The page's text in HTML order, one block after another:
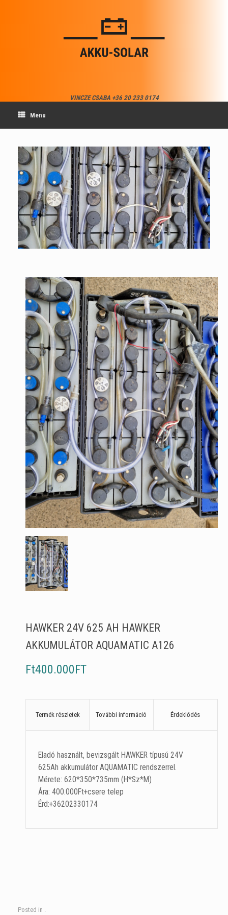
VINCZE CSABA +36 20 233 0174
Menu
HAWKER 24V 625 AH HAWKER
AKKUMULÁTOR AQUAMATIC A126
Ft400.000FT
Termék részletek További információ Érdeklődés
Eladó használt, bevizsgált HAWKER típusú 24V
625Ah akkumulátor AQUAMATIC rendszerrel.
Mérete: 620*350*735mm (H*Sz*M)
Ára: 400.000Ft+csere telep
Érd:+36202330174
Posted in .